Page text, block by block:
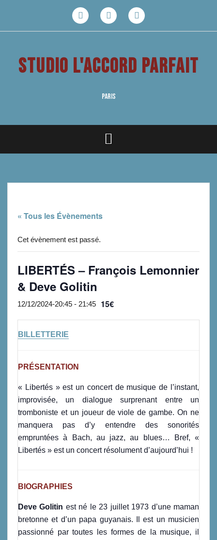
STUDIO L'ACCORD PARFAIT
PARIS
« Tous les Évènements
Cet évènement est passé.
LIBERTÉS – François Lemonnier
& Deve Golitin
12/12/2024-20:45 - 21:45 15€
BILLETTERIE
PRÉSENTATION
« Libertés » est un concert de musique de l’instant,
improvisée, un dialogue surprenant entre un
tromboniste et un joueur de viole de gambe. On ne
manquera pas d’y entendre des sonorités
empruntées à Bach, au jazz, au blues… Bref, «
Libertés » est un concert résolument d’aujourd’hui !
BIOGRAPHIES
Deve Golitin est né le 23 juillet 1973 d’une maman
bretonne et d’un papa guyanais. Il est un musicien
passionné par toutes les formes de la musique, il